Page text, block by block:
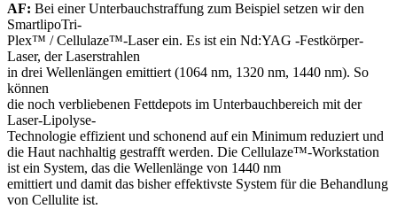
AF: Bei einer Unterbauchstraffung zum Beispiel setzen wir den
SmartlipoTri-
Plex™ / Cellulaze™-Laser ein. Es ist ein Nd:YAG -Festkörper-
Laser, der Laserstrahlen
in drei Wellenlängen emittiert (1064 nm, 1320 nm, 1440 nm). So
können
die noch verbliebenen Fettdepots im Unterbauchbereich mit der
Laser-Lipolyse-
Technologie effizient und schonend auf ein Minimum reduziert und
die Haut nachhaltig gestrafft werden. Die Cellulaze™-Workstation
ist ein System, das die Wellenlänge von 1440 nm
emittiert und damit das bisher effektivste System für die Behandlung
von Cellulite ist.